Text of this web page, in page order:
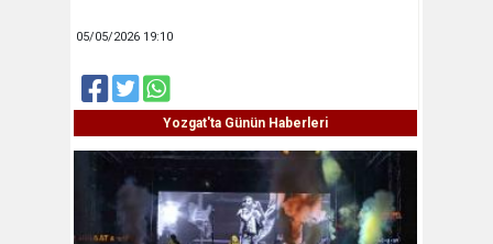
05/05/2026 19:10
Yozgat'ta Günün Haberleri